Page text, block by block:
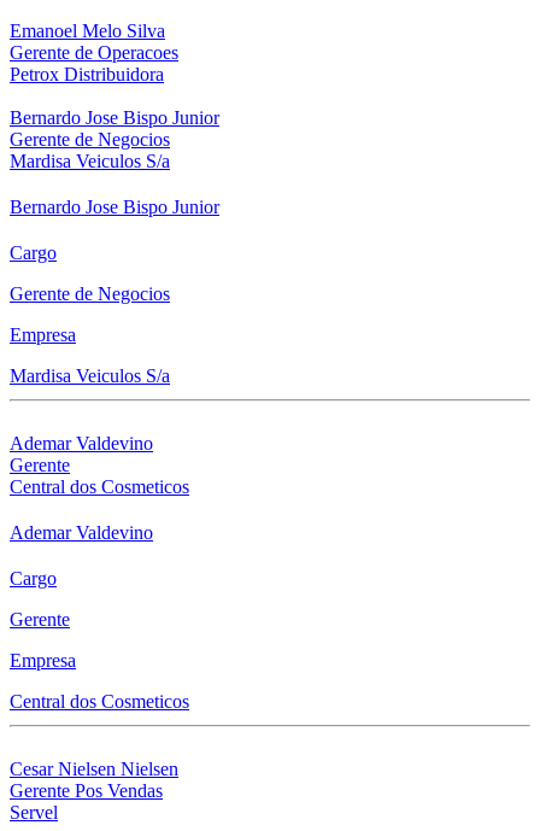
Emanoel Melo Silva
Gerente de Operacoes
Petrox Distribuidora
Bernardo Jose Bispo Junior
Gerente de Negocios
Mardisa Veiculos S/a
Bernardo Jose Bispo Junior
Cargo
Gerente de Negocios
Empresa
Mardisa Veiculos S/a
Ademar Valdevino
Gerente
Central dos Cosmeticos
Ademar Valdevino
Cargo
Gerente
Empresa
Central dos Cosmeticos
Cesar Nielsen Nielsen
Gerente Pos Vendas
Servel